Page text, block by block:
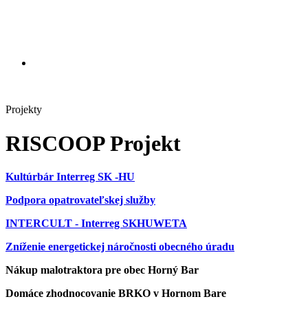
Projekty
RISCOOP Projekt
Kultúrbár Interreg SK -HU
Podpora opatrovateľskej služby
INTERCULT - Interreg SKHUWETA
Zníženie energetickej náročnosti obecného úradu
Nákup malotraktora pre obec Horný Bar
Domáce zhodnocovanie BRKO v Hornom Bare